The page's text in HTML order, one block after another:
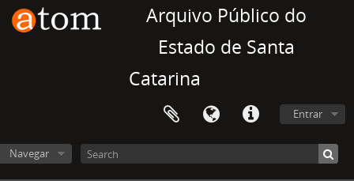
Arquivo Público do
Estado de Santa
Catarina
Entrar
Navegar